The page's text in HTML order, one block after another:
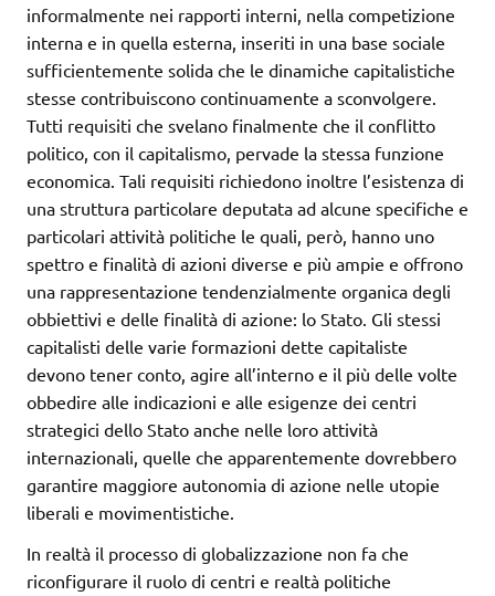
informalmente nei rapporti interni, nella competizione
interna e in quella esterna, inseriti in una base sociale
sufficientemente solida che le dinamiche capitalistiche
stesse contribuiscono continuamente a sconvolgere.
Tutti requisiti che svelano finalmente che il conflitto
politico, con il capitalismo, pervade la stessa funzione
economica. Tali requisiti richiedono inoltre l’esistenza di
una struttura particolare deputata ad alcune specifiche e
particolari attività politiche le quali, però, hanno uno
spettro e finalità di azioni diverse e più ampie e offrono
una rappresentazione tendenzialmente organica degli
obbiettivi e delle finalità di azione: lo Stato. Gli stessi
capitalisti delle varie formazioni dette capitaliste
devono tener conto, agire all’interno e il più delle volte
obbedire alle indicazioni e alle esigenze dei centri
strategici dello Stato anche nelle loro attività
internazionali, quelle che apparentemente dovrebbero
garantire maggiore autonomia di azione nelle utopie
liberali e movimentistiche.
In realtà il processo di globalizzazione non fa che
riconfigurare il ruolo di centri e realtà politiche